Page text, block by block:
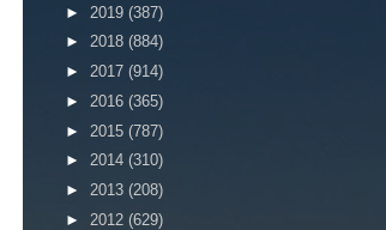
► 2019 (387)
► 2018 (884)
► 2017 (914)
► 2016 (365)
► 2015 (787)
► 2014 (310)
► 2013 (208)
► 2012 (629)